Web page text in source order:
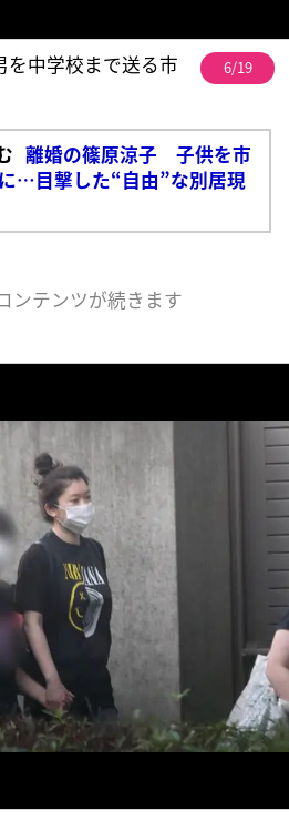
を中学校まで送る市
6/19
離婚の篠原涼子 子供を市
…目撃した“自由”な別居現
ンテンツが続きます